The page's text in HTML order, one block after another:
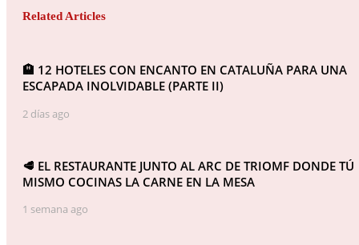
Related Articles
🏨 12 HOTELES CON ENCANTO EN CATALUÑA PARA UNA
ESCAPADA INOLVIDABLE (PARTE II)
2 días ago
🥩 EL RESTAURANTE JUNTO AL ARC DE TRIOMF DONDE TÚ
MISMO COCINAS LA CARNE EN LA MESA
1 semana ago